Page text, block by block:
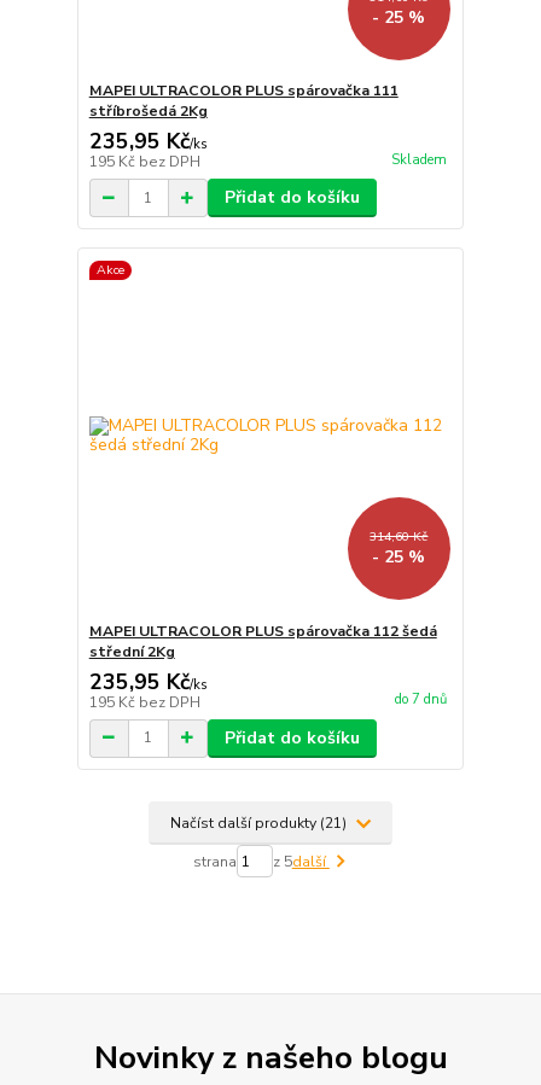
- 25 %
MAPEI ULTRACOLOR PLUS spárovačka 111
stříbrošedá 2Kg
235,95 Kč/ks
195 Kč bez DPH Skladem
Přidat do košíku
Akce
314,60 Kč
- 25 %
MAPEI ULTRACOLOR PLUS spárovačka 112 šedá
střední 2Kg
235,95 Kč/ks
195 Kč bez DPH do 7 dnů
Přidat do košíku
Načíst další produkty (21)
strana z 5další
Novinky z našeho blogu